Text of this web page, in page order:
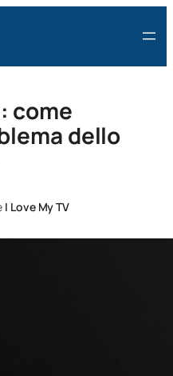
come
dello
I Love My TV